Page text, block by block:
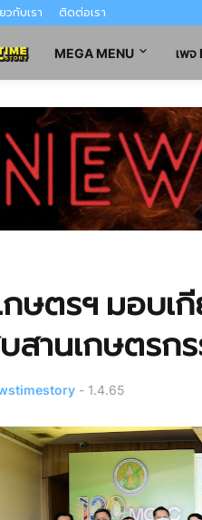
วกับเรา ติดต่อเรา
MEGA MENU เพจ
กษตรฯ มอบเ
สานเกษตรก
- 1.4.65